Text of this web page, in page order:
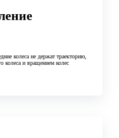
колеса не держат траекторию,
колеса и вращением колес